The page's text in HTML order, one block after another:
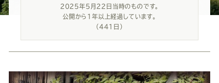
SADA
の
ツ
SADA
の
ツ
SADA
の
ツ
SADA
の
ツ
SADA
の
日
2025年5月22日当時のものです。
公開から1年以上経過しています。
（441日）